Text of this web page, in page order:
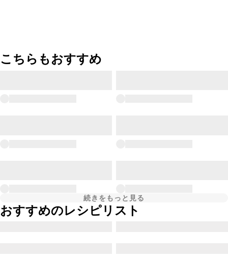
こちらもおすすめ
続きをもっと見る
おすすめのレシピリスト